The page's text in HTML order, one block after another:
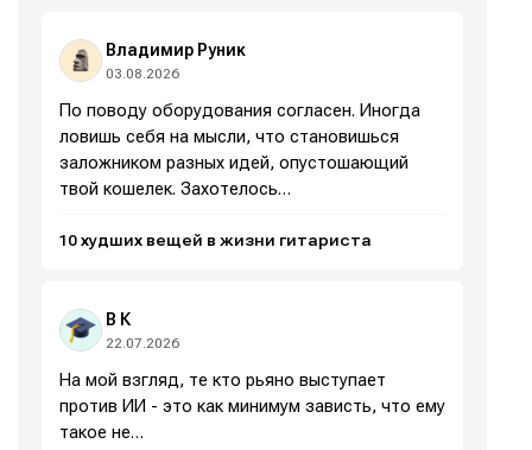
добавлять материалы в избранное и пользоваться
всеми возможностями сайта.
добавлять материалы в избранное и пользоваться
всеми возможностями сайта.
добавлять материалы в избранное и пользоваться
всеми возможностями сайта.
Исполнение
Продакшн
Инструменты
Оборудование
Сцена
🎙️ Подкаст Миксер 🎁 Бесплатные VST
добавлять материалы в избранное и пользоваться
всеми возможностями сайта.
Исполнение
Продакшн
Инструменты
Оборудование
Сцена
🎙️ Подкаст Миксер 🎁 Бесплатные VST
Владимир Руник
03.08.2026
По поводу оборудования согласен. Иногда
ловишь себя на мысли, что становишься
заложником разных идей, опустошающий
твой кошелек. Захотелось…
10 худших вещей в жизни гитариста
В К
22.07.2026
На мой взгляд, те кто рьяно выступает
против ИИ - это как минимум зависть, что ему
такое не…